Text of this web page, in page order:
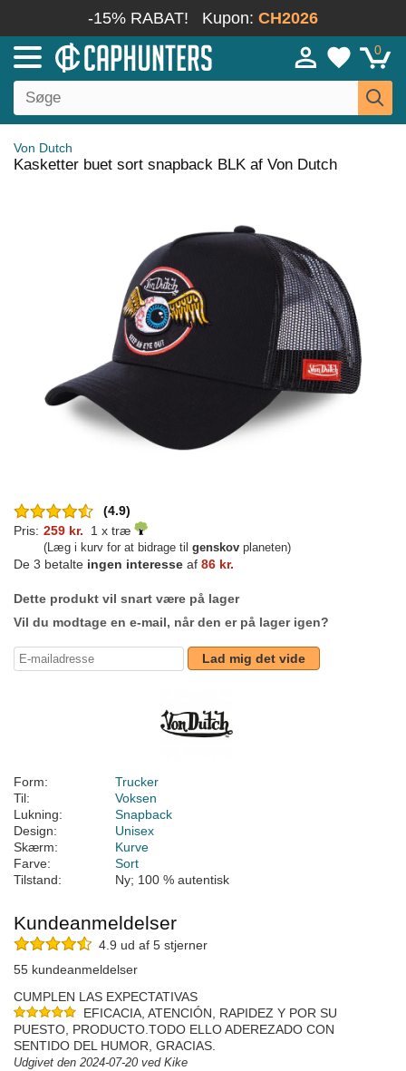
-15% RABAT! Kupon: CH2026
0
Von Dutch
Kasketter buet sort snapback BLK af Von Dutch
(4.9)
Pris: 259 kr. 1 x træ
(Læg i kurv for at bidrage til genskov planeten)
De 3 betalte ingen interesse af 86 kr.
Dette produkt vil snart være på lager
Vil du modtage en e-mail, når den er på lager igen?
Lad mig det vide
Form:
Trucker
Til:
Voksen
Lukning:
Snapback
Design:
Unisex
Skærm:
Kurve
Farve:
Sort
Tilstand:
Ny; 100 % autentisk
Kundeanmeldelser
4.9 ud af 5 stjerner
55 kundeanmeldelser
CUMPLEN LAS EXPECTATIVAS
EFICACIA, ATENCIÓN, RAPIDEZ Y POR SU
PUESTO, PRODUCTO.TODO ELLO ADEREZADO CON
SENTIDO DEL HUMOR, GRACIAS.
Udgivet den 2024-07-20 ved Kike